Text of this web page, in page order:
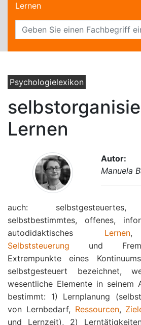
Lernen
Psychologielexikon
Lernen
Autor:
Manuela
auch: selbstgesteuertes,
selbstbestimmtes, offenes,
autodidaktisches Lernen,
Selbststeuerung und
Extrempunkte eines
selbstgesteuert bezeichnet,
wesentliche Elemente in seinem
bestimmt: 1) Lernplanung
von Lernbedarf, Ressourcen,
und Lernzeit), 2)